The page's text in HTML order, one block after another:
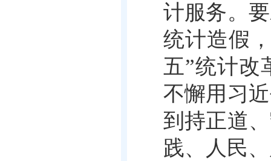
计服务。
统计造假
五”统计改
不懈用习
到持正道
践、人民